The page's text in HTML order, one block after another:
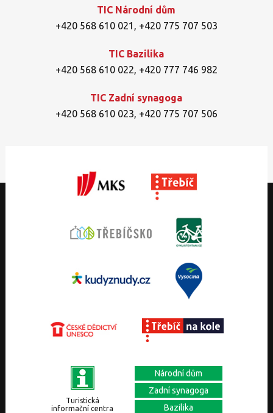
TIC Národní dům
+420 568 610 021 , +420 775 707 503
TIC Bazilika
+420 568 610 022, +420 777 746 982
TIC Zadní synagoga
+420 568 610 023, +420 775 707 506
Turistická
informační centra
Národní dům
Zadní synagoga
Bazilika